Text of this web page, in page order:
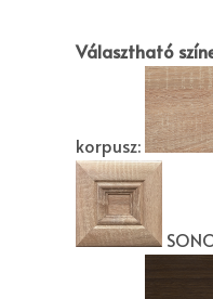
Választható
korpusz: